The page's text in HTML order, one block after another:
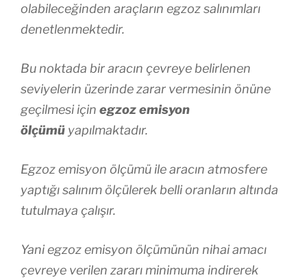
olabileceğinden araçların egzoz salınımları
denetlenmektedir.
Bu noktada bir aracın çevreye belirlenen
seviyelerin üzerinde zarar vermesinin önüne
geçilmesi için egzoz emisyon
ölçümü yapılmaktadır.
Egzoz emisyon ölçümü ile aracın atmosfere
yaptığı salınım ölçülerek belli oranların altında
tutulmaya çalışır.
Yani egzoz emisyon ölçümünün nihai amacı
çevreye verilen zararı minimuma indirerek